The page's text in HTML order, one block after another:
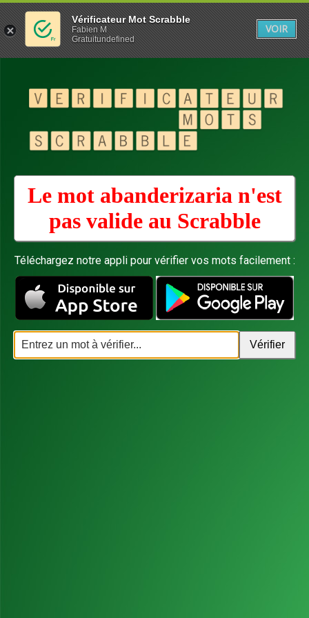
Le mot abanderizaria n'est
pas valide au Scrabble
Téléchargez notre appli pour vérifier vos mots facilement :
Vérificateur Mot Scrabble
Fabien M
Gratuitundefined
VOIR